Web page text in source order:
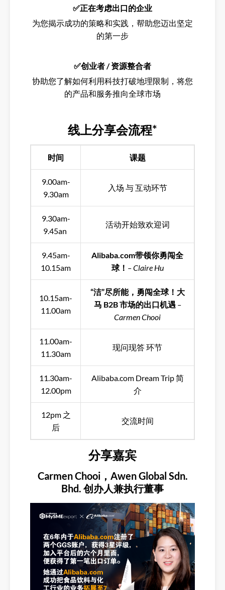
✅正在考虑出口的企业
为您揭示成功的策略和实践，帮助您迈出坚定
的第一步
✅创业者 / 资源整合者
协助您了解如何利用科技打破地理限制，将您
的产品和服务推向全球市场
线上分享会流程*
时间 课题
9.00am-
9.30am
入场 与 互动环节
9.30am-
9.45an
活动开始致欢迎词
9.45am-
10.15am
Alibaba.com带领你勇闯全
球！ – Claire Hu
10.15am-
11.00am
“洁”尽所能，勇闯全球！大
马 B2B 市场的出口机遇 –
Carmen Chooi
11.00am-
11.30am
现问现答 环节
11.30am-
12.00pm
Alibaba.com Dream Trip 简
介
12pm 之
后
交流时间
分享嘉宾
Carmen Chooi，Awen Global Sdn.
Bhd. 创办人兼执行董事